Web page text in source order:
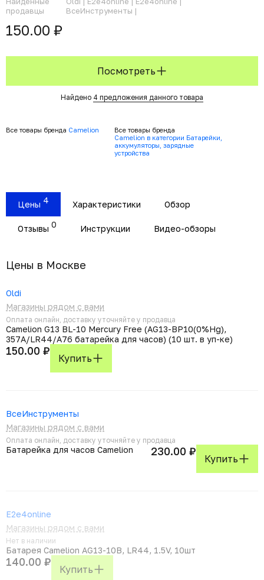
продавцы
ВсеИнструменты |
150.00 ₽
Посмотреть
Найдено 4 предложения данного товара
Все товары бренда Camelion
Все товары бренда
Camelion в категории Батарейки,
аккумуляторы, зарядные
устройства
Цены 4 Характеристики Обзор
Отзывы 0 Инструкции Видео-обзоры
Цены в Москвe
Oldi
Магазины рядом с вами
Оплата онлайн, доставку уточняйте у продавца
Camelion G13 BL-10 Mercury Free (AG13-BP10(0%Hg),
357A/LR44/A76 батарейка для часов) (10 шт. в уп-ке)
150.00 ₽
Купить
ВсеИнструменты
Магазины рядом с вами
Оплата онлайн, доставку уточняйте у продавца
Батарейка для часов Camelion 230.00 ₽
Купить
E2e4online
Магазины рядом с вами
Нет в наличии
Батарея Camelion AG13-10B, LR44, 1.5V, 10шт
140.00 ₽
Купить